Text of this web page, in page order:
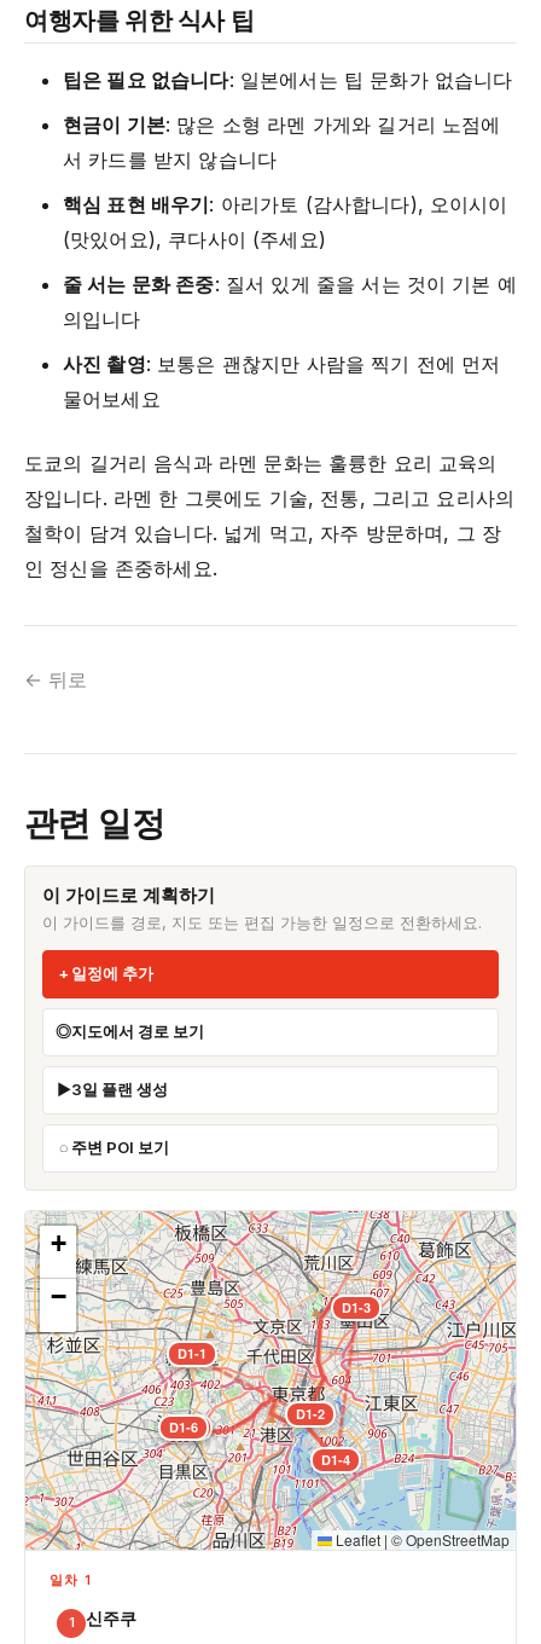
여행자를 위한 식사 팁
팁은 필요 없습니다: 일본에서는 팁 문화가 없습니다
현금이 기본: 많은 소형 라멘 가게와 길거리 노점에
서 카드를 받지 않습니다
핵심 표현 배우기: 아리가토 (감사합니다), 오이시이
(맛있어요), 쿠다사이 (주세요)
줄 서는 문화 존중: 질서 있게 줄을 서는 것이 기본 예
의입니다
사진 촬영: 보통은 괜찮지만 사람을 찍기 전에 먼저
물어보세요
도쿄의 길거리 음식과 라멘 문화는 훌륭한 요리 교육의
장입니다. 라멘 한 그릇에도 기술, 전통, 그리고 요리사의
철학이 담겨 있습니다. 넓게 먹고, 자주 방문하며, 그 장
인 정신을 존중하세요.
← 뒤로
관련 일정
이 가이드로 계획하기
이 가이드를 경로, 지도 또는 편집 가능한 일정으로 전환하세요.
일정에 추가
지도에서 경로 보기
3일 플랜 생성
주변 POI 보기
D1-1
D1-2
D1-3
D1-4
D1-5
D1-6
+
−
Leaflet | ©OpenStreetMap
일차 1
1 신주쿠